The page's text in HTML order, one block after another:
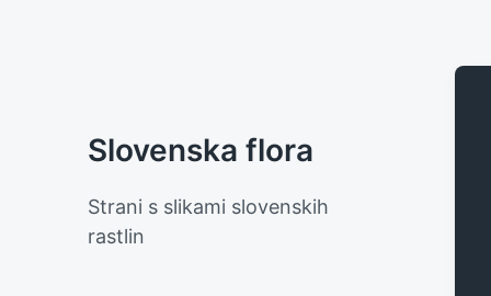
Slovenska flora
Strani s slikami slovenskih
rastlin